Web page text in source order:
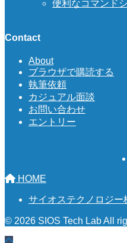
便利なコマンド
Contact
About
ブラウザで購読する
執筆依頼
カジュアル面談
お問い合わせ
エントリー
HOME
サイオステクノロジー
© 2026 SIOS Tech Lab All